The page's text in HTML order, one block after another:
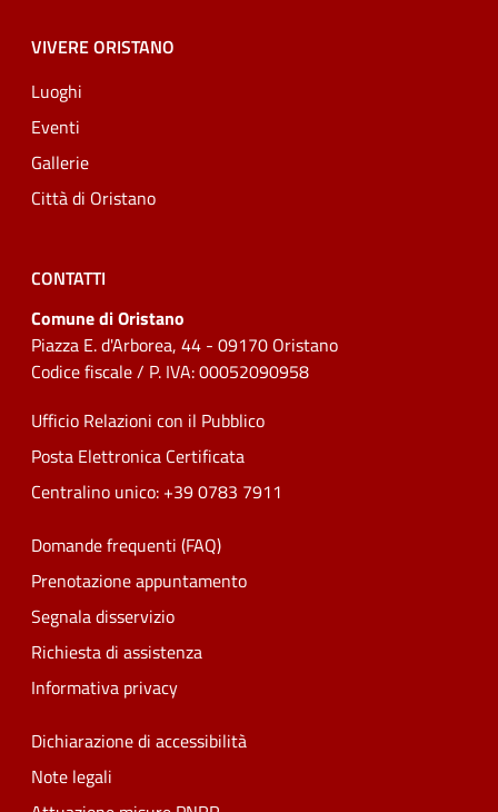
VIVERE ORISTANO
Luoghi
Eventi
Gallerie
Città di Oristano
CONTATTI
Comune di Oristano
Piazza E. d'Arborea, 44 - 09170 Oristano
Codice fiscale / P. IVA: 00052090958
Ufficio Relazioni con il Pubblico
Posta Elettronica Certificata
Centralino unico: +39 0783 7911
Domande frequenti (FAQ)
Prenotazione appuntamento
Segnala disservizio
Richiesta di assistenza
Informativa privacy
Dichiarazione di accessibilità
Note legali